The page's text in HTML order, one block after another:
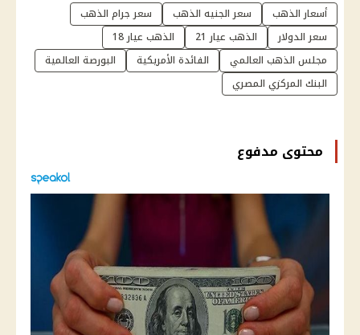
أسعار الذهب سعر الجنيه الذهب
سعر جرام الذهب
سعر الدولار
الذهب عيار 21
الذهب عيار 18
مجلس الذهب العالمي
الفائدة الأمريكية
البورصة العالمية
البنك المركزي المصري
محتوى مدفوع